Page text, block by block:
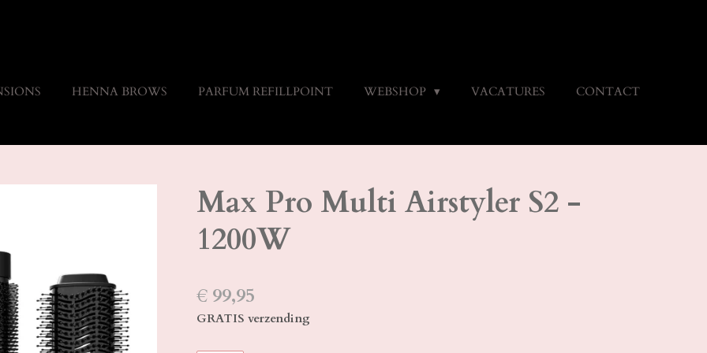
HENNA BROWS PARFUM REFILLPOINT WEBSHOP VACATURES CONTACT
Max Pro Multi Airstyler S2 -
1200W
€ 99,95
GRATIS verzending